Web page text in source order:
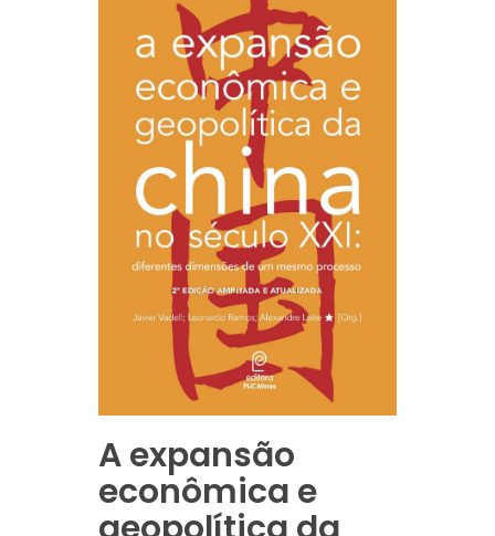
A expansão
econômica e